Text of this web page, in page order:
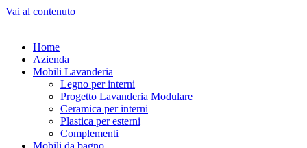
Vai al contenuto
Home
Azienda
Mobili Lavanderia
Legno per interni
Progetto Lavanderia Modulare
Ceramica per interni
Plastica per esterni
Complementi
Mobili da bagno